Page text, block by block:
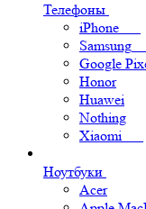
Телефоны
iPhone
Samsung
Google
Honor
Huawei
Nothing
Xiaomi
Ноутбуки
Acer